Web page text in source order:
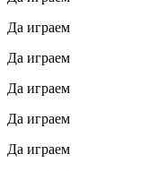
Да играем
Да играем
Да играем
Да играем
Да играем